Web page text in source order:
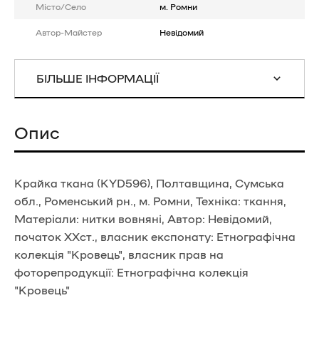
Місто/Село м. Ромни
Автор-Майстер Невідомий
БІЛЬШЕ ІНФОРМАЦІЇ
Опис
Крайка ткана (KYD596), Полтавщина, Сумська
обл., Роменський рн., м. Ромни, Техніка: ткання,
Матеріали: нитки вовняні, Автор: Невідомий,
початок ХХст., власник експонату: Етнографічна
колекція "Кровець", власник прав на
фоторепродукції: Етнографічна колекція
"Кровець"